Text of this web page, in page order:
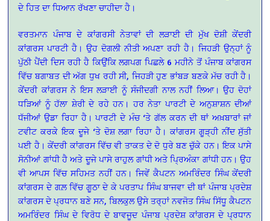
ਦੇ ਹਿਤ ਦਾ ਧਿਆਨ ਰੱਖਣਾ ਚਾਹੀਦਾ ਹੈ।
ਵਰਤਮਾਨ ਪੰਜਾਬ ਦੇ ਕਾਂਗਰਸੀ ਨੇਤਾਵਾਂ ਦੀ ਲੜਾਈ ਦੀ ਮੁੱਖ ਦੋਸ਼ੀ ਕੇਂਦਰੀ
ਕਾਂਗਰਸ ਪਾਰਟੀ ਹੈ। ਉਹ ਦੋਗਲੀ ਨੀਤੀ ਅਪਣਾ ਰਹੀ ਹੈ। ਜਿਹੜੀ ਉਨ੍ਹਾਂ ਨੂੰ
ਪੁੱਠੀ ਪੈਂਦੀ ਦਿਸ ਰਹੀ ਹੈ ਕਿਉਂਕਿ ਲਗਪਗ ਪਿਛਲੇ 6 ਮਹੀਨੇ ਤੋਂ ਪੰਜਾਬ ਕਾਂਗਰਸ
ਵਿੱਚ ਬਗਾਬਤ ਦੀ ਅੱਗ ਧੁਖ ਰਹੀ ਸੀ, ਜਿਹੜੀ ਹੁਣ ਭਾਂਬੜ ਬਣਕੇ ਮੱਚ ਰਹੀ ਹੈ।
ਕੇਂਦਰੀ ਕਾਂਗਰਸ ਨੇ ਇਸ ਲੜਾਈ ਨੂੰ ਸੰਜੀਦਗੀ ਨਾਲ ਨਹੀਂ ਲਿਆ। ਉਹ ਦੋਹਾਂ
ਧੜਿਆਂ ਨੂੰ ਹੱਲਾ ਸ਼ੇਰੀ ਦੇ ਰਹੇ ਹਨ। ਹਰ ਨੇਤਾ ਪਾਰਟੀ ਦੇ ਅਨੁਸ਼ਾਸ਼ਨ ਦੀਆਂ
ਧੱਜੀਆਂ ਉਡਾ ਰਿਹਾ ਹੈ। ਪਾਰਟੀ ਦੇ ਮੰਚ ‘ਤੇ ਗੱਲ ਕਰਨ ਦੀ ਥਾਂ ਅਖ਼ਬਾਰਾਂ ਜਾਂ
ਟਵੀਟ ਕਰਕੇ ਇਕ ਦੂਜੇ ‘ਤੇ ਦੋਸ਼ ਲਗਾ ਰਿਹਾ ਹੈ। ਕਾਂਗਰਸ ਗੂੜ੍ਹੀ ਨੀਂਦ ਸੁੱਤੀ
ਪਈ ਹੈ। ਕੇਂਦਰੀ ਕਾਂਗਰਸ ਵਿੱਚ ਵੀ ਤਾਕਤ ਦੇ ਦੋ ਧੁਰੇ ਬਣ ਚੁੱਕੇ ਹਨ। ਇਕ ਪਾਸੇ
ਸੋਨੀਆਂ ਗਾਂਧੀ ਹੈ ਅਤੇ ਦੂਜੇ ਪਾਸੇ ਰਾਹੁਲ ਗਾਂਧੀ ਅਤੇ ਪ੍ਰਿਅੰਕਾ ਗਾਂਧੀ ਹਨ। ਉਹ
ਵੀ ਆਪਸ ਵਿੱਚ ਸਹਿਮਤ ਨਹੀਂ ਹਨ। ਜਿਵੇਂ ਕੈਪਟਨ ਅਮਰਿੰਦਰ ਸਿੰਘ ਕੇਂਦਰੀ
ਕਾਂਗਰਸ ਦੇ ਗਲ਼ ਵਿੱਚ ਗੂਠਾ ਦੇ ਕੇ ਪਰਤਾਪ ਸਿੰਘ ਬਾਜਵਾ ਦੀ ਥਾਂ ਪੰਜਾਬ ਪ੍ਰਦੇਸ਼
ਕਾਂਗਰਸ ਦੇ ਪ੍ਰਧਾਨ ਬਣੇ ਸਨ, ਬਿਲਕੁਲ ਉਸੇ ਤਰ੍ਹਾਂ ਨਵਜੋਤ ਸਿੰਘ ਸਿੱਧੂ ਕੈਪਟਨ
ਅਮਰਿੰਦਰ ਸਿੰਘ ਦੇ ਵਿਰੋਧ ਦੇ ਬਾਵਜੂਦ ਪੰਜਾਬ ਪ੍ਰਦੇਸ਼ ਕਾਂਗਰਸ ਦੇ ਪ੍ਰਧਾਨ